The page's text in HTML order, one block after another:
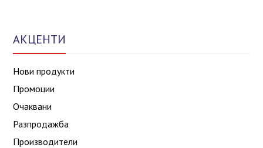
АКЦЕНТИ
Нови продукти
Промоции
Очаквани
Разпродажба
Производители